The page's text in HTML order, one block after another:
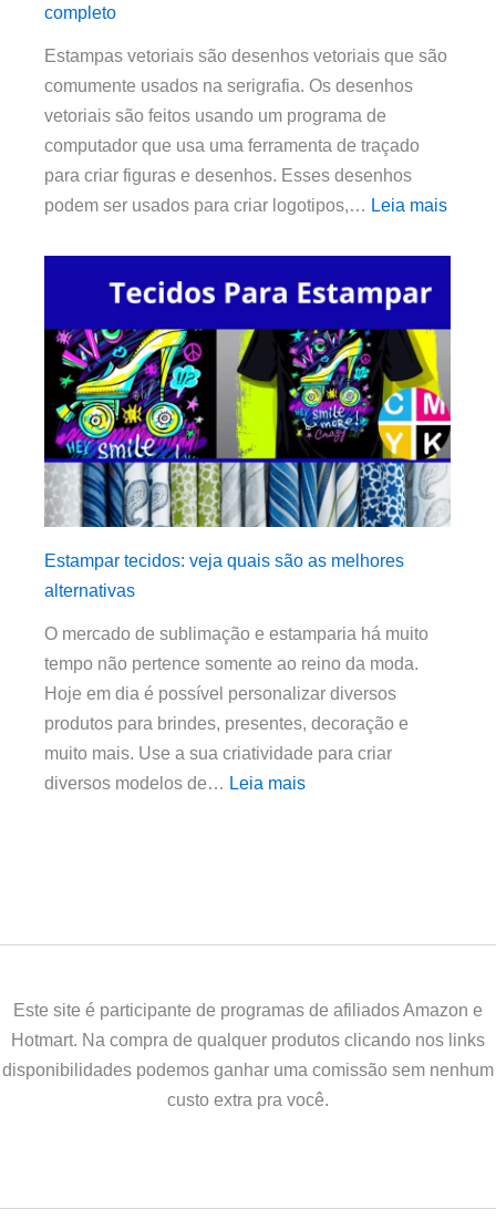
completo
Estampas vetoriais são desenhos vetoriais que são
comumente usados ​​na serigrafia. Os desenhos
vetoriais são feitos usando um programa de
computador que usa uma ferramenta de traçado
para criar figuras e desenhos. Esses desenhos
podem ser usados para criar logotipos,… Leia mais
Estampar tecidos: veja quais são as melhores
alternativas
O mercado de sublimação e estamparia há muito
tempo não pertence somente ao reino da moda.
Hoje em dia é possível personalizar diversos
produtos para brindes, presentes, decoração e
muito mais. Use a sua criatividade para criar
diversos modelos de… Leia mais
Este site é participante de programas de afiliados Amazon e
Hotmart. Na compra de qualquer produtos clicando nos links
disponibilidades podemos ganhar uma comissão sem nenhum
custo extra pra você.